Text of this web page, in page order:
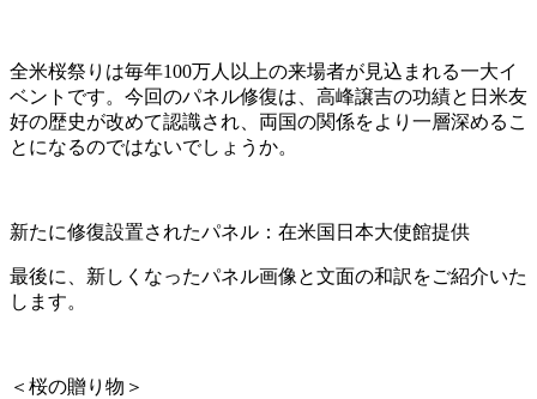
全米桜祭りは毎年100万人以上の来場者が見込まれる一大イ
ベントです。今回のパネル修復は、高峰譲吉の功績と日米友
好の歴史が改めて認識され、両国の関係をより一層深めるこ
とになるのではないでしょうか。
新たに修復設置されたパネル：在米国日本大使館提供
最後に、新しくなったパネル画像と文面の和訳をご紹介いた
します。
＜桜の贈り物＞